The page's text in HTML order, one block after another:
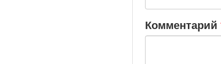
Комментарий